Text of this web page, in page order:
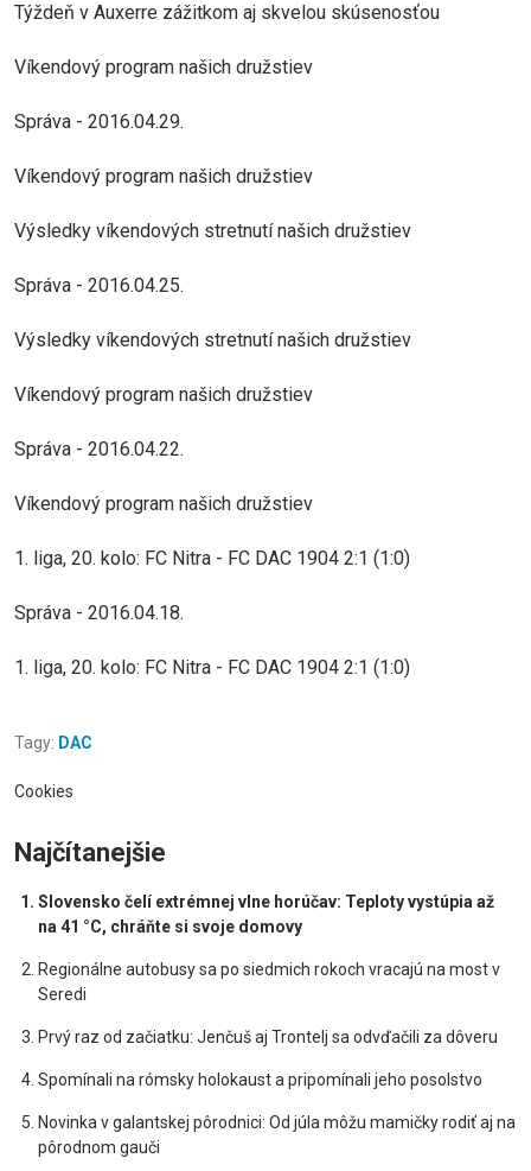
Týždeň v Auxerre zážitkom aj skvelou skúsenosťou
Víkendový program našich družstiev
Správa - 2016.04.29.
Víkendový program našich družstiev
Výsledky víkendových stretnutí našich družstiev
Správa - 2016.04.25.
Výsledky víkendových stretnutí našich družstiev
Víkendový program našich družstiev
Správa - 2016.04.22.
Víkendový program našich družstiev
1. liga, 20. kolo: FC Nitra - FC DAC 1904 2:1 (1:0)
Správa - 2016.04.18.
1. liga, 20. kolo: FC Nitra - FC DAC 1904 2:1 (1:0)
Tagy: DAC
Cookies
Najčítanejšie
Slovensko čelí extrémnej vlne horúčav: Teploty vystúpia až
na 41 °C, chráňte si svoje domovy
Regionálne autobusy sa po siedmich rokoch vracajú na most v
Seredi
Prvý raz od začiatku: Jenčuš aj Trontelj sa odvďačili za dôveru
Spomínali na rómsky holokaust a pripomínali jeho posolstvo
Novinka v galantskej pôrodnici: Od júla môžu mamičky rodiť aj na
pôrodnom gauči